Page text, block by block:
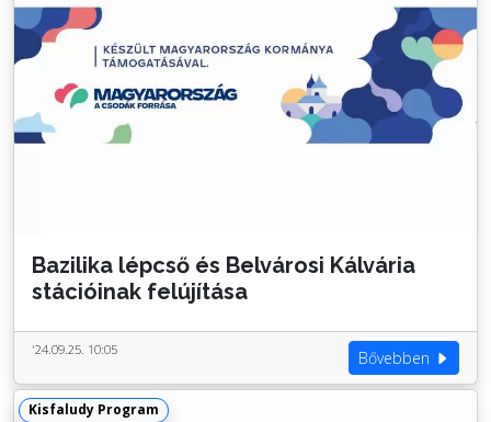
Bazilika lépcső és Belvárosi Kálvária
stációinak felújítása
'24.09.25. 10:05 Bővebben
Kisfaludy Program